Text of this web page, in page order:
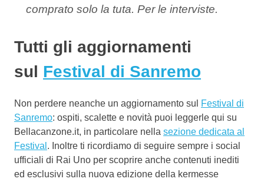
comprato solo la tuta. Per le interviste.
Tutti gli aggiornamenti
sul Festival di Sanremo
Non perdere neanche un aggiornamento sul
Festival di
Sanremo: ospiti, scalette e novità puoi leggerle qui su
Bellacanzone.it, in particolare nella sezione dedicata al
Festival . Inoltre ti ricordiamo di seguire sempre i social
ufficiali di Rai Uno per scoprire anche contenuti inediti
ed esclusivi sulla nuova edizione della kermesse